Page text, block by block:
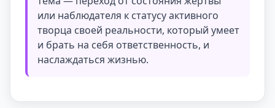
или наблюдателя к статусу активного
творца своей реальности, который умеет
и брать на себя ответственность, и
наслаждаться жизнью.